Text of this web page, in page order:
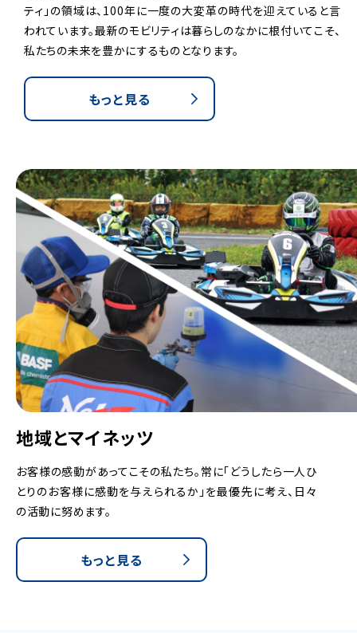
ティ」の領域は、100年に一度の大変革の時代を迎えていると言
われています。最新のモビリティは暮らしのなかに根付いてこそ、
私たちの未来を豊かにするものとなります。
もっと見る
地域とマイネッツ
お客様の感動があってこその私たち。常に「どうしたら一人ひ
とりのお客様に感動を与えられるか」を最優先に考え、日々
の活動に努めます。
もっと見る